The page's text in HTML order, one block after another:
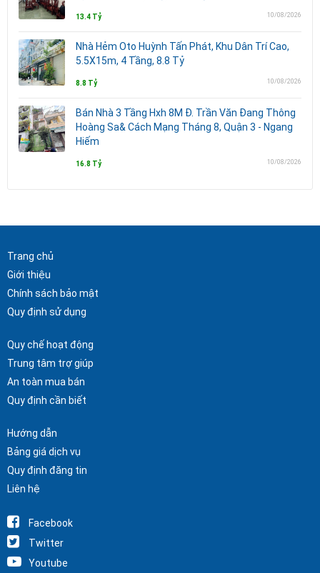
13.4 Tỷ 10/08/2026
Nhà Hẻm Oto Huỳnh Tấn Phát, Khu Dân Trí Cao,
5.5X15m, 4 Tầng, 8.8 Tỷ
8.8 Tỷ 10/08/2026
Bán Nhà 3 Tầng Hxh 8M Đ. Trần Văn Đang Thông
Hoàng Sa& Cách Mạng Tháng 8, Quận 3 - Ngang
Hiếm
16.8 Tỷ 10/08/2026
Trang chủ
Giới thiệu
Chính sách bảo mật
Quy định sử dụng
Quy chế hoạt động
Trung tâm trợ giúp
An toàn mua bán
Quy định cần biết
Hướng dẫn
Bảng giá dịch vụ
Quy định đăng tin
Liên hệ
Facebook
Twitter
Youtube